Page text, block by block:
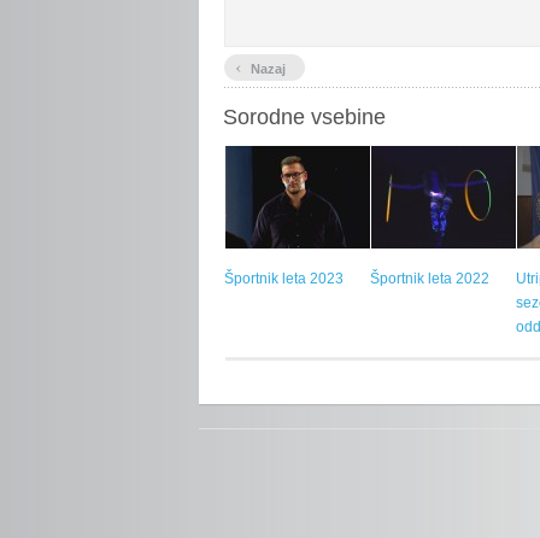
‹ Nazaj
Sorodne vsebine
Športnik leta 2023 Športnik leta 2022